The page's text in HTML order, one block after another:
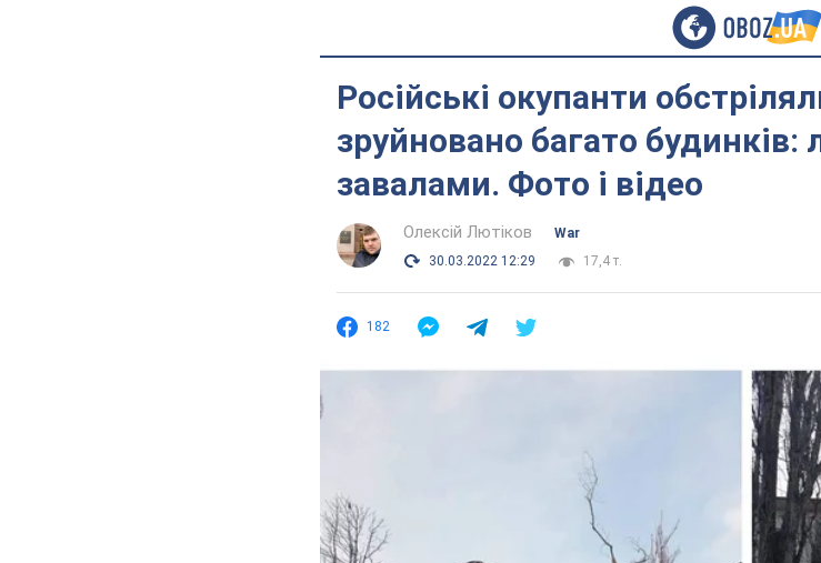
Російські окупанти
зруйновано багато
завалами. Фото і відео
Олексій Лютіков
War
30.03.2022 12:29
17,4 т.
182